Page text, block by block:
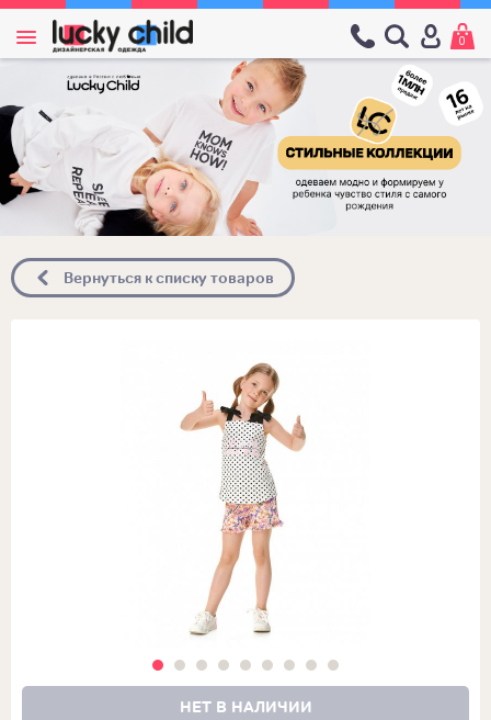
0
Вернуться к списку товаров
НЕТ В НАЛИЧИИ